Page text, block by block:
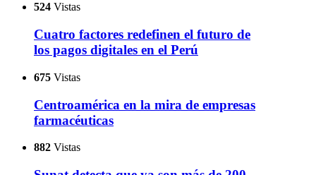
524 Vistas
Cuatro factores redefinen el futuro de
los pagos digitales en el Perú
675 Vistas
Centroamérica en la mira de empresas
farmacéuticas
882 Vistas